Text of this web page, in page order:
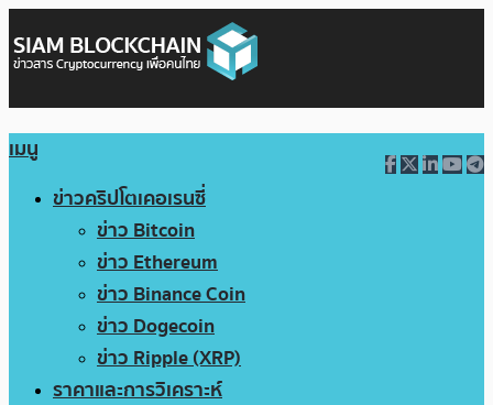
เมนู
ข่าวคริปโตเคอเรนซี่
ข่าว Bitcoin
ข่าว Ethereum
ข่าว Binance Coin
ข่าว Dogecoin
ข่าว Ripple (XRP)
ราคาและการวิเคราะห์